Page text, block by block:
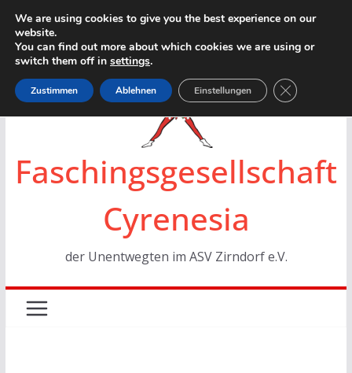
Zum
Inhalt
springen
Faschingsgesellschaft
Cyrenesia
der Unentwegten im ASV Zirndorf e.V.
We are using cookies to give you the best experience on our
website.
You can find out more about which cookies we are using or
switch them off in settings.
Zustimmen Ablehnen Einstellungen GDPR